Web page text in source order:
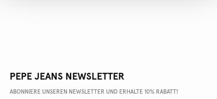
PEPE JEANS NEWSLETTER
ABONNIERE UNSEREN NEWSLETTER UND ERHALTE 10% RABATT!